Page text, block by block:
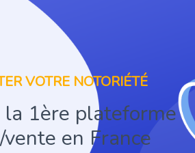
VOTRE NOTORIÉTÉ
1ère plateforme
en France